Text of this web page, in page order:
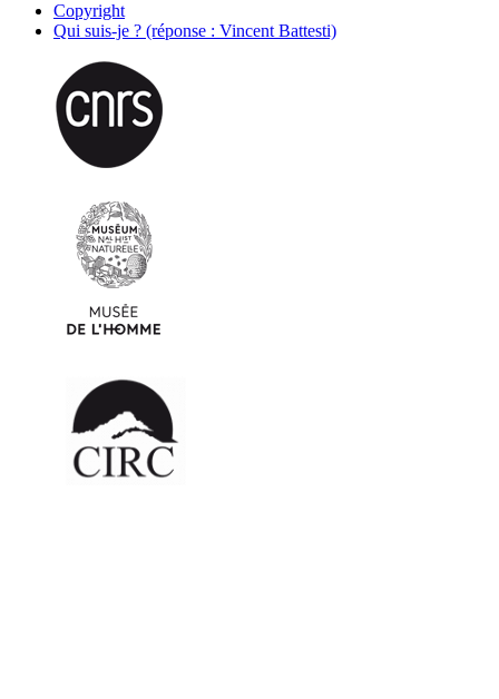
Copyright
Qui suis-je ? (réponse : Vincent Battesti)